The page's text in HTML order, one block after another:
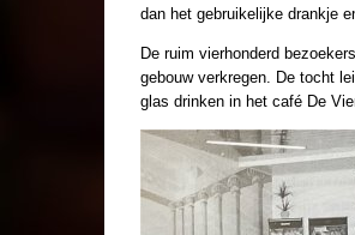
dan het gebruikelijke drankje
De ruim vierhonderd
gebouw verkregen. De tocht
glas drinken in het café De